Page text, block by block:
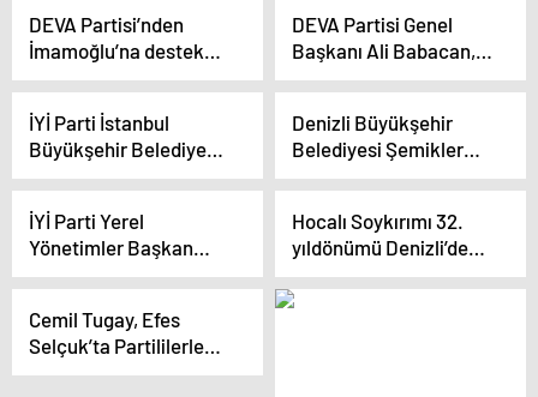
Projeyle Yeni Bir
Dönem Başlattı
DEVA Partisi’nden
İmamoğlu’na destek
için Cihan Aslan Özkan
DEVA Partisi Genel
Başkanı Ali Babacan,
yerel seçimlerin
İYİ Parti İstanbul
Büyükşehir Belediye
Başkan Adayı Buğra
ayrılıklara tepki
gösterdi
Denizli Büyükşehir
Belediyesi Şemikler
Mahallesi’nde Park ve
İYİ Parti Yerel
Yönetimler Başkan
Yardımcısı Cem
İstifa Etti
Hocalı Soykırımı 32.
yıldönümü Denizli’de
anıldı
Cemil Tugay, Efes
Selçuk’ta Partililerle
Buluştu